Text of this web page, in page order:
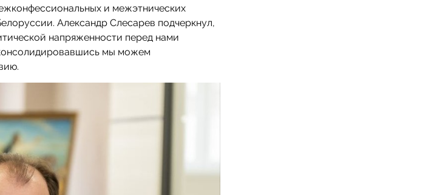
и межэтнических
Александр Слесарев подчеркнул,
напряженности перед нами
мы можем